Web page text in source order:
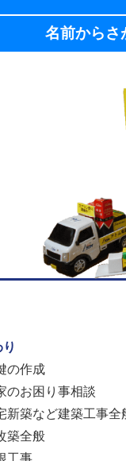
名前からさ
の作成
のお困り事相談
新築など建築工事全
築全般